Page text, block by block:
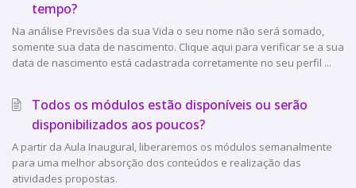
tempo?
Na análise Previsões da sua Vida o seu nome não será somado,
somente sua data de nascimento. Clique aqui para verificar se a sua
data de nascimento está cadastrada corretamente no seu perfil ...
Todos os módulos estão disponíveis ou serão
disponibilizados aos poucos?
A partir da Aula Inaugural, liberaremos os módulos semanalmente
para uma melhor absorção dos conteúdos e realização das
atividades propostas.